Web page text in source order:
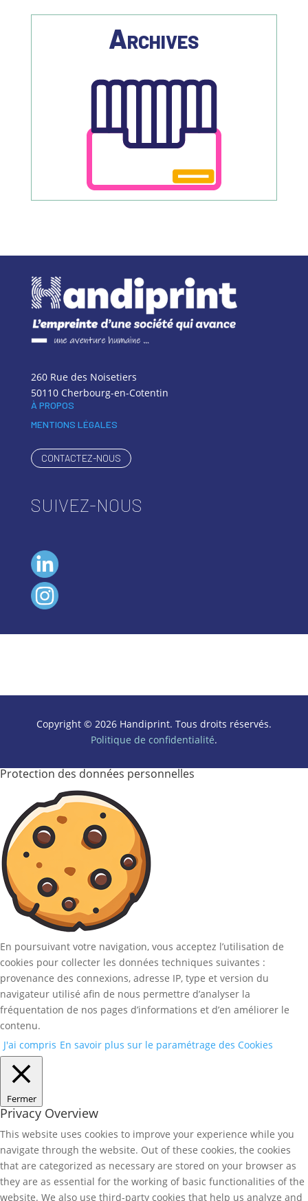
Archives
260 Rue des Noisetiers
50110 Cherbourg-en-Cotentin
À PROPOS
MENTIONS LÉGALES
CONTACTEZ-NOUS
SUIVEZ-NOUS
Copyright © 2026 Handiprint. Tous droits réservés.
Politique de confidentialité.
Protection des données personnelles
En poursuivant votre navigation, vous acceptez l’utilisation de
cookies pour collecter les données techniques suivantes :
provenance des connexions, adresse IP, type et version du
navigateur utilisé afin de nous permettre d’analyser la
fréquentation de nos pages d’informations et d’en améliorer le
contenu.
J'ai compris En savoir plus sur le paramétrage des Cookies
Fermer
Privacy Overview
This website uses cookies to improve your experience while you
navigate through the website. Out of these cookies, the cookies
that are categorized as necessary are stored on your browser as
they are as essential for the working of basic functionalities of the
website. We also use third-party cookies that help us analyze and